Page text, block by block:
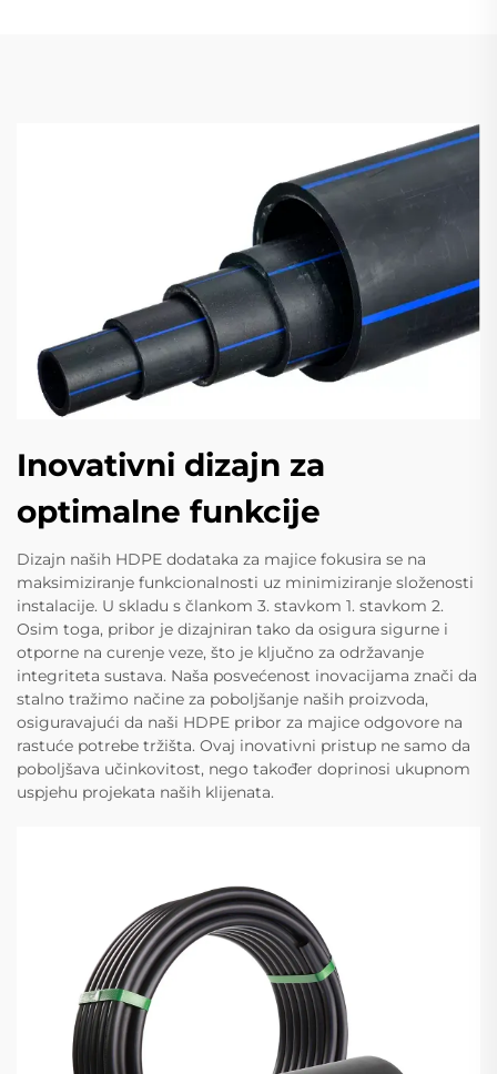
Inovativni dizajn za
optimalne funkcije
Dizajn naših HDPE dodataka za majice fokusira se na
maksimiziranje funkcionalnosti uz minimiziranje složenosti
instalacije. U skladu s člankom 3. stavkom 1. stavkom 2.
Osim toga, pribor je dizajniran tako da osigura sigurne i
otporne na curenje veze, što je ključno za održavanje
integriteta sustava. Naša posvećenost inovacijama znači da
stalno tražimo načine za poboljšanje naših proizvoda,
osiguravajući da naši HDPE pribor za majice odgovore na
rastuće potrebe tržišta. Ovaj inovativni pristup ne samo da
poboljšava učinkovitost, nego također doprinosi ukupnom
uspjehu projekata naših klijenata.